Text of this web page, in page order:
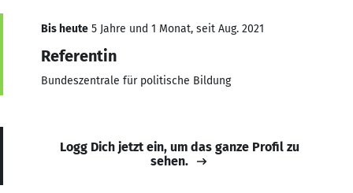
Bis heute 5 Jahre und 1 Monat, seit Aug. 2021
Referentin
Bundeszentrale für politische Bildung
Logg Dich jetzt ein, um das ganze Profil zu
sehen.